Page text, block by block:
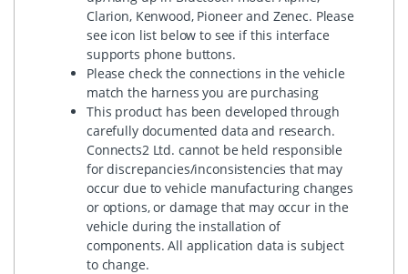
Clarion, Kenwood, Pioneer and Zenec. Please
see icon list below to see if this interface
supports phone buttons.
Please check the connections in the vehicle
match the harness you are purchasing
This product has been developed through
carefully documented data and research.
Connects2 Ltd. cannot be held responsible
for discrepancies/inconsistencies that may
occur due to vehicle manufacturing changes
or options, or damage that may occur in the
vehicle during the installation of
components. All application data is subject
to change.